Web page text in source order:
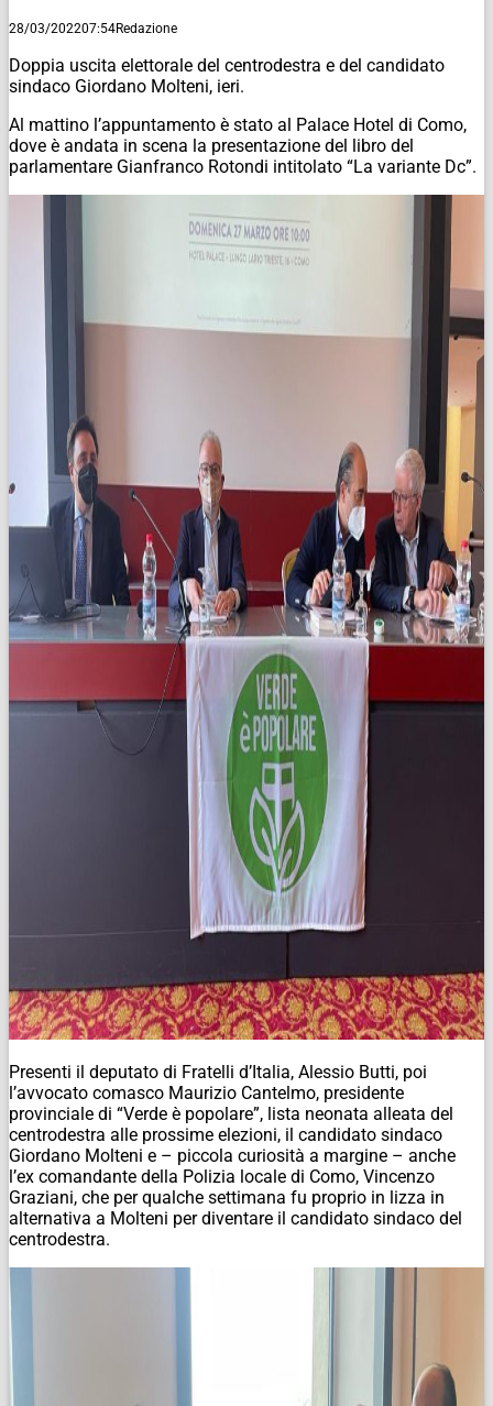
28/03/202207:54Redazione
Doppia uscita elettorale del centrodestra e del candidato
sindaco Giordano Molteni, ieri.
Al mattino l’appuntamento è stato al Palace Hotel di Como,
dove è andata in scena la presentazione del libro del
parlamentare Gianfranco Rotondi intitolato “La variante Dc”.
Presenti il deputato di Fratelli d’Italia, Alessio Butti, poi
l’avvocato comasco Maurizio Cantelmo, presidente
provinciale di “Verde è popolare”, lista neonata alleata del
centrodestra alle prossime elezioni, il candidato sindaco
Giordano Molteni e – piccola curiosità a margine – anche
l’ex comandante della Polizia locale di Como, Vincenzo
Graziani, che per qualche settimana fu proprio in lizza in
alternativa a Molteni per diventare il candidato sindaco del
centrodestra.